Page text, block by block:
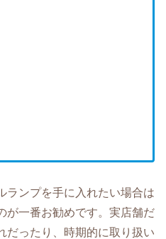
ランプを手に入れたい場合は
が一番お勧めです。実店舗だ
だったり、時期的に取り扱い